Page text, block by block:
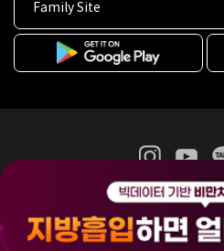
Family Site
365mc 병·의원 이용약관
비급여진료수가